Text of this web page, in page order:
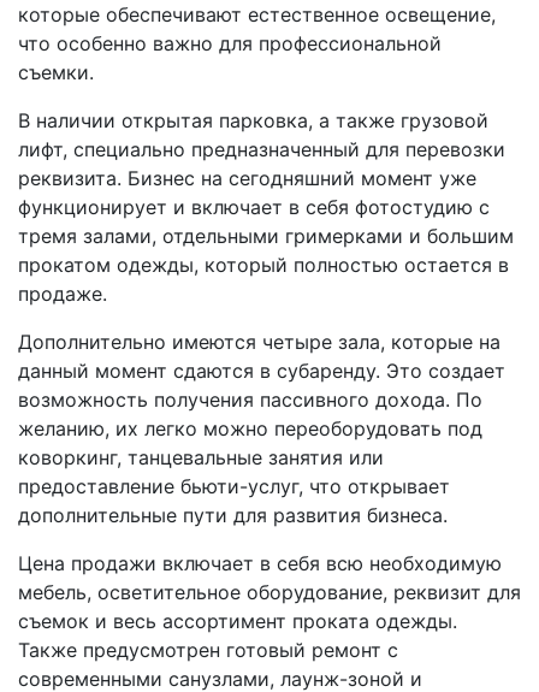
которые обеспечивают естественное освещение,
что особенно важно для профессиональной
съемки.
В наличии открытая парковка, а также грузовой
лифт, специально предназначенный для перевозки
реквизита. Бизнес на сегодняшний момент уже
функционирует и включает в себя фотостудию с
тремя залами, отдельными гримерками и большим
прокатом одежды, который полностью остается в
продаже.
Дополнительно имеются четыре зала, которые на
данный момент сдаются в субаренду. Это создает
возможность получения пассивного дохода. По
желанию, их легко можно переоборудовать под
коворкинг, танцевальные занятия или
предоставление бьюти-услуг, что открывает
дополнительные пути для развития бизнеса.
Цена продажи включает в себя всю необходимую
мебель, осветительное оборудование, реквизит для
съемок и весь ассортимент проката одежды.
Также предусмотрен готовый ремонт с
современными санузлами, лаунж-зоной и